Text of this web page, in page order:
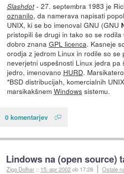
Slashdot- 27. septembra 1983 je
oznanilo, da namerava napisati
UNIX, ki se bo imenoval GNU (GNU
pristopili še drugi in tako so se
dobro znana GPL licenca. Kasneje
orodja z jedrom Linux in rodile so se
neverjetni uspešnosti Linux jedra pa
jedro, imenovano HURD.
*BSD distribucijah, komercialnih
marsikakšnem Windowssistemu.
0 komentarjev
Lindows na (open source)
Ziga Dolhar :: 15. apr 2002ob 17:28 Ostale